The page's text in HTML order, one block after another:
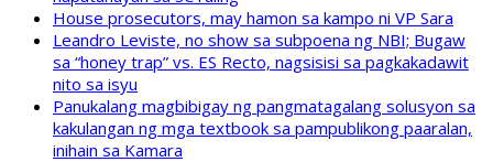
House prosecutors, may hamon sa kampo ni VP Sara
Leandro Leviste, no show sa subpoena ng NBI; Bugaw
sa “honey trap” vs. ES Recto, nagsisisi sa pagkakadawit
nito sa isyu
Panukalang magbibigay ng pangmatagalang solusyon sa
kakulangan ng mga textbook sa pampublikong paaralan,
inihain sa Kamara